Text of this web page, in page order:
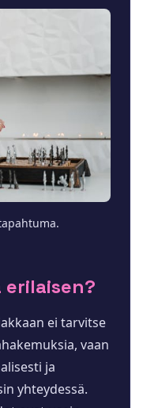
ei tarvitse
vaan
ja
yhteydessä.